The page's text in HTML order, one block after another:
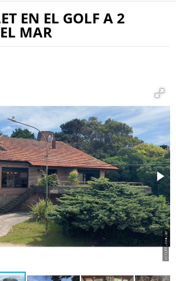
EN EL GOLF A 2
MAR